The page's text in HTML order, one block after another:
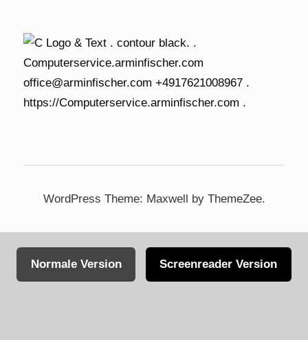
WordPress Theme: Maxwell by ThemeZee.
Normale Version Screenreader Version